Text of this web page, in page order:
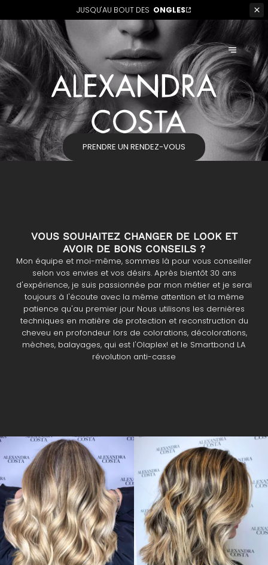
JUSQU'AU BOUT DES ONGLES
PRENDRE UN RENDEZ-VOUS
VOUS SOUHAITEZ CHANGER DE LOOK ET
AVOIR DE BONS CONSEILS ?
Mon équipe et moi-même, sommes là pour vous conseiller
selon vos envies et vos désirs. Après bientôt 30 ans
d'expérience, je suis passionnée par mon métier et je serai
toujours à l'écoute avec la même attention et la même
patience qu'au premier jour Nous utilisons les dernières
techniques en matière de protection et reconstruction du
cheveu en profondeur lors de colorations, décolorations,
mèches, balayages, qui est l'Olaplex! et le Smartbond LA
révolution anti-casse